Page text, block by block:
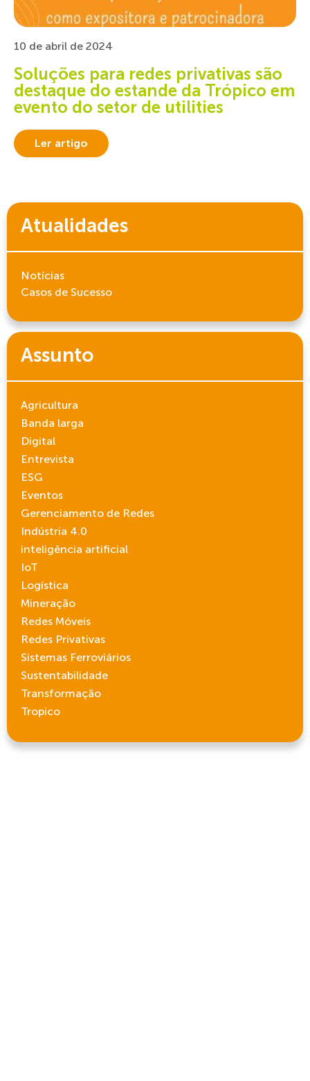
Atualidades
Notícias
Casos de Sucesso
Assunto
Agricultura
Banda larga
Digital
Entrevista
ESG
Eventos
Gerenciamento de Redes
Indústria 4.0
inteligência artificial
IoT
Logística
Mineração
Redes Móveis
Redes Privativas
Sistemas Ferroviários
Sustentabilidade
Transformação
Tropico
10 de abril de 2024
Soluções para redes privativas são
destaque do estande da Trópico em
evento do setor de utilities
Ler artigo